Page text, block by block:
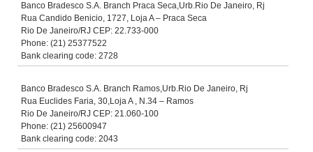
Banco Bradesco S.A. Branch Praca Seca,Urb.Rio De Janeiro, Rj
Rua Candido Benicio, 1727, Loja A – Praca Seca
Rio De Janeiro/RJ CEP: 22.733-000
Phone: (21) 25377522
Bank clearing code: 2728
Banco Bradesco S.A. Branch Ramos,Urb.Rio De Janeiro, Rj
Rua Euclides Faria, 30,Loja A , N.34 – Ramos
Rio De Janeiro/RJ CEP: 21.060-100
Phone: (21) 25600947
Bank clearing code: 2043